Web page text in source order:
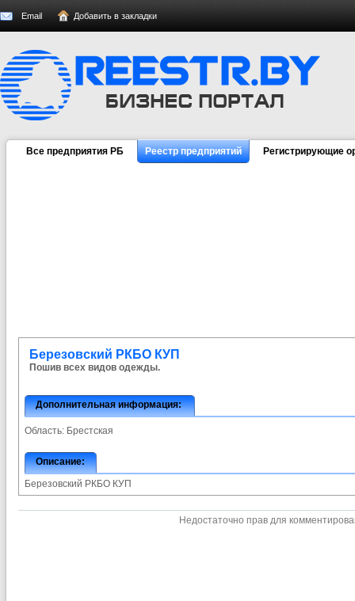
Email Добавить в закладки
Все предприятия РБ Реестр предприятий Регистрирующие
Березовский РКБО КУП
Пошив всех видов одежды.
Дополнительная информация:
Область: Брестская
Описание:
Березовский РКБО КУП
Недостаточно прав для